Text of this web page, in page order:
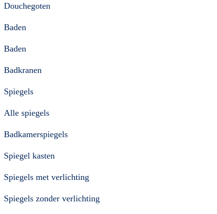
Douchegoten
Baden
Baden
Badkranen
Spiegels
Alle spiegels
Badkamerspiegels
Spiegel kasten
Spiegels met verlichting
Spiegels zonder verlichting